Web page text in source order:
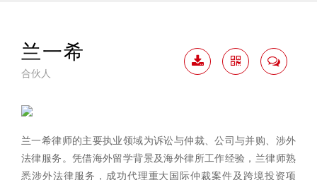
兰一希
合伙人
兰一希律师的主要执业领域为诉讼与仲裁、公司与并购、涉外
法律服务。凭借海外留学背景及海外律所工作经验，兰律师熟
悉涉外法律服务，成功代理重大国际仲裁案件及跨境投资项